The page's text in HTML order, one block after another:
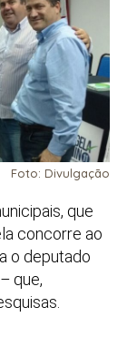
Foto: Divulgação
que
concorre ao
o deputado
– que,